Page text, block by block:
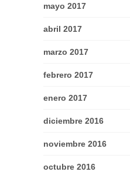
mayo 2017
abril 2017
marzo 2017
febrero 2017
enero 2017
diciembre 2016
noviembre 2016
octubre 2016